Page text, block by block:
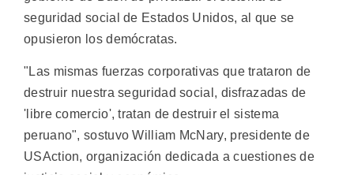
seguridad social de Estados Unidos, al que se
opusieron los demócratas.
"Las mismas fuerzas corporativas que trataron de
destruir nuestra seguridad social, disfrazadas de
'libre comercio', tratan de destruir el sistema
peruano", sostuvo William McNary, presidente de
USAction, organización dedicada a cuestiones de